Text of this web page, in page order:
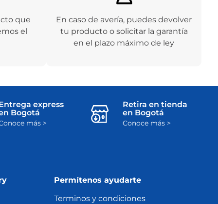
que
el
En caso de avería, puedes devolver
tu producto o solicitar la garantía
en el plazo máximo de ley
express
Bogotá
más >
Retira en tienda
en Bogotá
Conoce más >
Permítenos ayudarte
Terminos y condiciones